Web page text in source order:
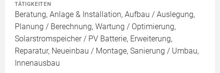
TÄTIGKEITEN
Beratung, Anlage & Installation, Aufbau / Auslegung,
Planung / Berechnung, Wartung / Optimierung,
Solarstromspeicher / PV Batterie, Erweiterung,
Reparatur, Neueinbau / Montage, Sanierung / Umbau,
Innenausbau